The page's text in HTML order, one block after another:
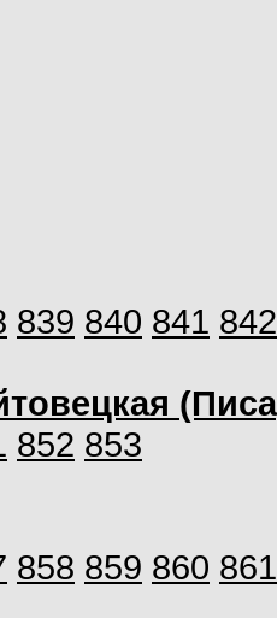
839 840 841 842
852 853
858 859 860 861